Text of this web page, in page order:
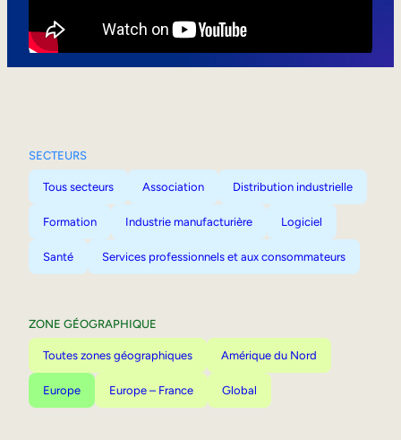
SECTEURS
Tous secteurs Association Distribution industrielle
Formation Industrie manufacturière Logiciel
Santé Services professionnels et aux consommateurs
ZONE GÉOGRAPHIQUE
Toutes zones géographiques Amérique du Nord
Europe Europe – France Global